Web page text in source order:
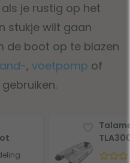
je rustig op het
stukje wilt gaan
de boot op te blazen
, voetpomp of